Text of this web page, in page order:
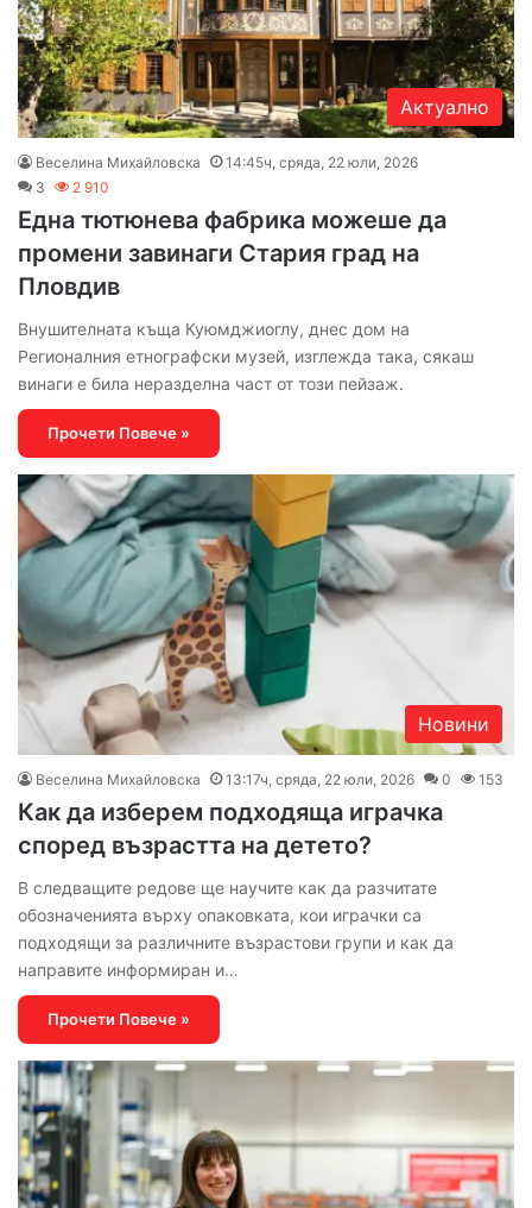
Актуално
Веселина Михайловска
14:45ч, сряда, 22 юли, 2026
3
2 910
Една тютюнева фабрика можеше да
промени завинаги Стария град на
Пловдив
Внушителната къща Куюмджиоглу, днес дом на
Регионалния етнографски музей, изглежда така, сякаш
винаги е била неразделна част от този пейзаж.
Прочети Повече »
Новини
Веселина Михайловска 13:17ч, сряда, 22 юли, 2026 0 153
Как да изберем подходяща играчка
според възрастта на детето?
В следващите редове ще научите как да разчитате
обозначенията върху опаковката, кои играчки са
подходящи за различните възрастови групи и как да
направите информиран и…
Прочети Повече »